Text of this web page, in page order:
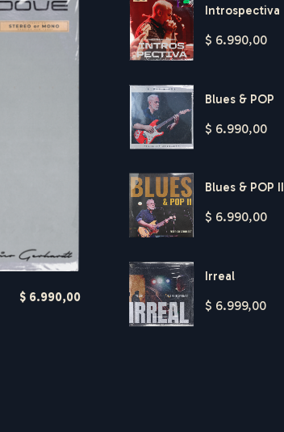
AR
$ 6.990,00
Introspectiva
$ 6.990,00
Blues & POP
$ 6.990,00
Blues & POP II
$ 6.990,00
Irreal
$ 6.999,00